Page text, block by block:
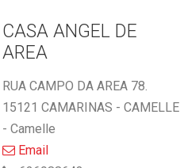
CASA ANGEL DE
AREA
RUA CAMPO DA AREA 78.
15121 CAMARINAS - CAMELLE
- Camelle
Email